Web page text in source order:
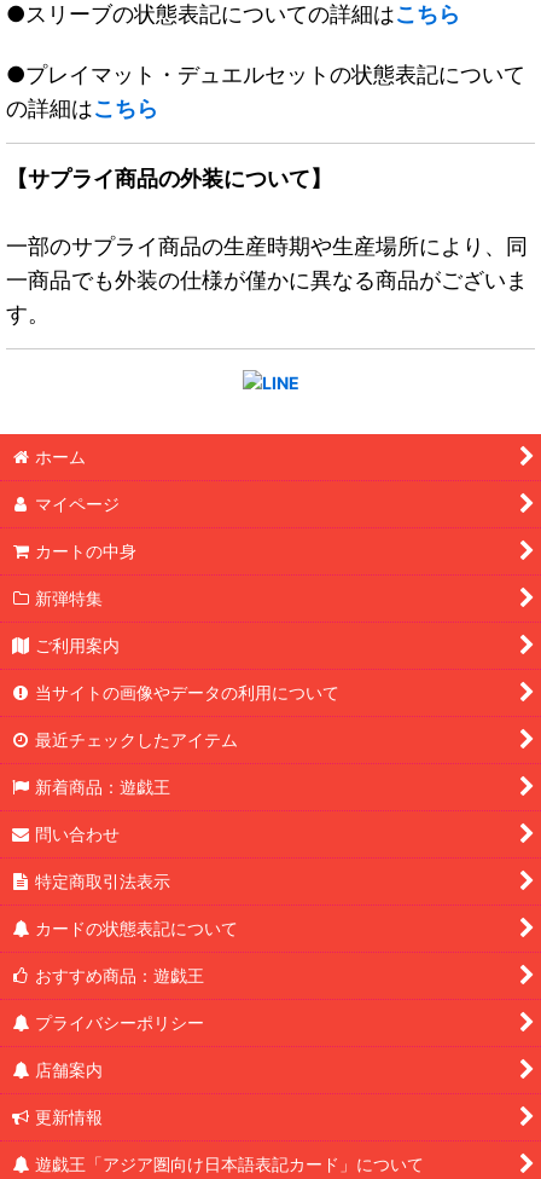
●スリーブの状態表記についての詳細はこちら
●プレイマット・デュエルセットの状態表記について
の詳細はこちら
【サプライ商品の外装について】
一部のサプライ商品の生産時期や生産場所により、同
一商品でも外装の仕様が僅かに異なる商品がございま
す。
ホーム
マイページ
カートの中身
新弾特集
ご利用案内
当サイトの画像やデータの利用について
最近チェックしたアイテム
新着商品：遊戯王
問い合わせ
特定商取引法表示
カードの状態表記について
おすすめ商品：遊戯王
プライバシーポリシー
店舗案内
更新情報
遊戯王「アジア圏向け日本語表記カード」について